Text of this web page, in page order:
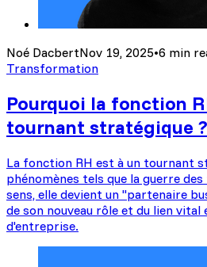
Noé DacbertNov 19, 2025•6 min
Transformation
Pourquoi la fonction
tournant stratégique ?
La fonction RH est à un tournant
phénomènes tels que la guerre
sens, elle devient un "partenaire
de son nouveau rôle et du lien
d'entreprise.